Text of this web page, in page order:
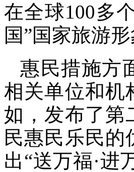
在全球100多
国”国家旅游
惠民措施方
相关单位和机
如，发布了第
民惠民乐民
出“送万福·进